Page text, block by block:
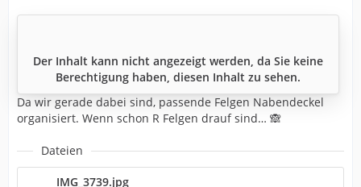
Der Inhalt kann nicht angezeigt werden, da Sie keine
Berechtigung haben, diesen Inhalt zu sehen.
Da wir gerade dabei sind, passende Felgen Nabendeckel
organisiert. Wenn schon R Felgen drauf sind… 🙈
Dateien
IMG_3739.jpg